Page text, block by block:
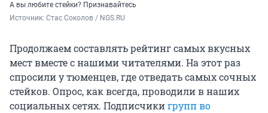
А вы любите стейки? Признавайтесь
Источник: Стас Соколов / NGS.RU
Продолжаем составлять рейтинг самых вкусных
мест вместе с нашими читателями. На этот раз
спросили у тюменцев, где отведать самых сочных
стейков. Опрос, как всегда, проводили в наших
социальных сетях. Подписчикигрупп во